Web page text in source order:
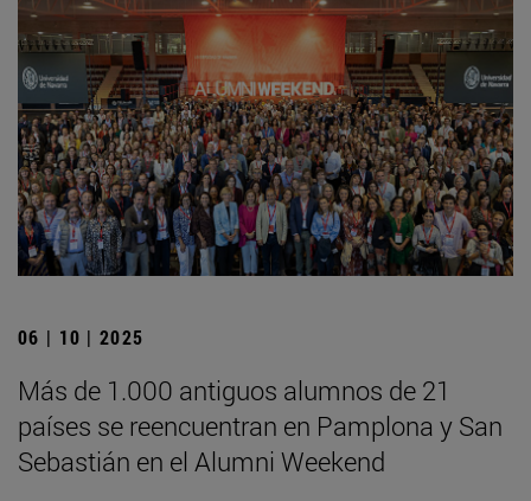
06 | 10 | 2025
Más de 1.000 antiguos alumnos de 21
países se reencuentran en Pamplona y San
Sebastián en el Alumni Weekend